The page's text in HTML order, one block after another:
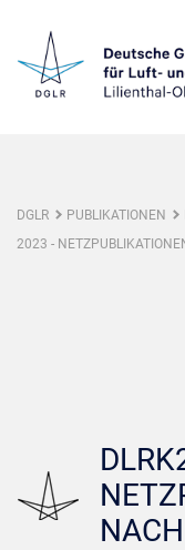
DGLR PUBLIKATIONEN
2023 -